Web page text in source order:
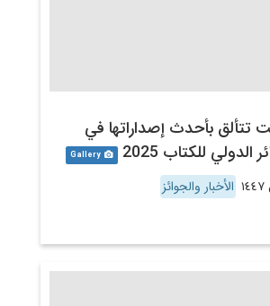
بأحدث إصداراتها في
للكتاب 2025
Gallery
الأخبار والجوائز